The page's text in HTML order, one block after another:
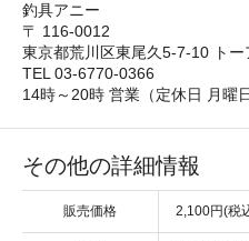
釣具アニー
〒 116-0012
東京都荒川区東尾久5-7-10 ト
TEL 03-6770-0366
14時～20時 営業（定休日 月曜日
その他の詳細情報
販売価格 2,100円(税